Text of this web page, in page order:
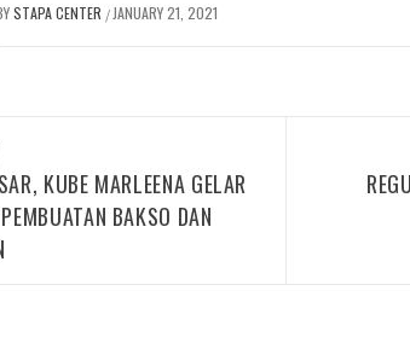
STAPA CENTER /JANUARY 21, 2021
KUBE MARLEENA GELAR
BAKSO DAN